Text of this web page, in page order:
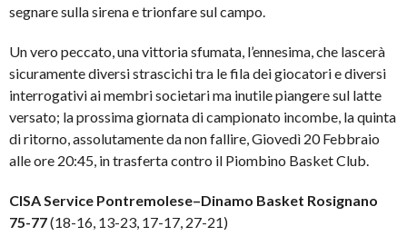
segnare sulla sirena e trionfare sul campo.
Un vero peccato, una vittoria sfumata, l’ennesima, che lascerà
sicuramente diversi strascichi tra le fila dei giocatori e diversi
interrogativi ai membri societari ma inutile piangere sul latte
versato; la prossima giornata di campionato incombe, la quinta
di ritorno, assolutamente da non fallire, Giovedì 20 Febbraio
alle ore 20:45, in trasferta contro il Piombino Basket Club.
CISA Service Pontremolese–Dinamo Basket Rosignano
75-77(18-16, 13-23, 17-17, 27-21)